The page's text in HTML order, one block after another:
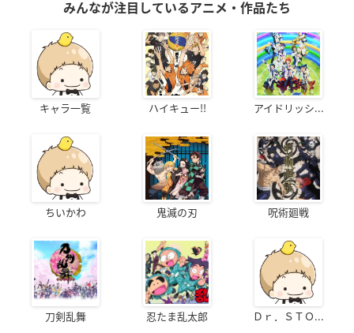
みんなが注目しているアニメ・作品たち
キャラ一覧 ハイキュー!! アイドリッシ...
ちいかわ 鬼滅の刃 呪術廻戦
刀剣乱舞 忍たま乱太郎 Ｄｒ．ＳＴＯ...